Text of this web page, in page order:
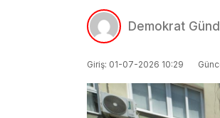
Demokrat
Giriş: 01-07-2026 10:29